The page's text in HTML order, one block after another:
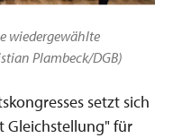
wiedergewählte
Plambeck/DGB)
setzt sich
Gleichstellung" für